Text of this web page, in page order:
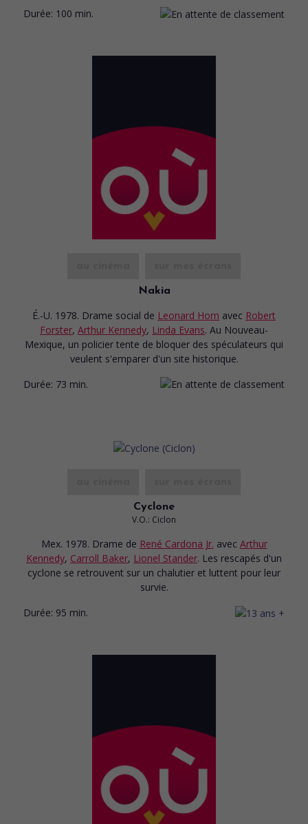
Durée: 100 min.
Nakia
É.-U. 1978. Drame social de Leonard Horn avec Robert
Forster, Arthur Kennedy, Linda Evans. Au Nouveau-
Mexique, un policier tente de bloquer des spéculateurs qui
veulent s'emparer d'un site historique.
Durée: 73 min.
Cyclone
V.O.: Ciclon
Mex. 1978. Drame de René Cardona Jr. avec Arthur
Kennedy, Carroll Baker, Lionel Stander. Les rescapés d'un
cyclone se retrouvent sur un chalutier et luttent pour leur
survie.
Durée: 95 min.